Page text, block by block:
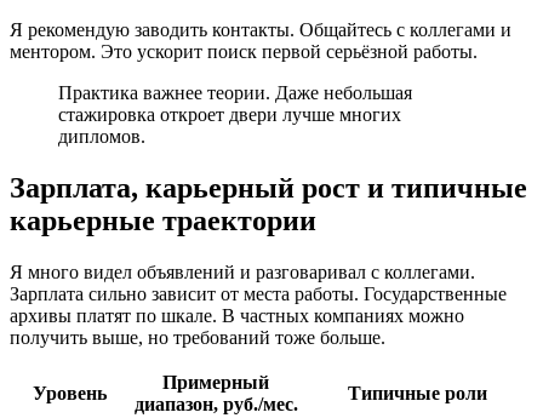
Я рекомендую заводить контакты. Общайтесь с коллегами и
ментором. Это ускорит поиск первой серьёзной работы.
Практика важнее теории. Даже небольшая
стажировка откроет двери лучше многих
дипломов.
Зарплата, карьерный рост и типичные
карьерные траектории
Я много видел объявлений и разговаривал с коллегами.
Зарплата сильно зависит от места работы. Государственные
архивы платят по шкале. В частных компаниях можно
получить выше, но требований тоже больше.
Уровень
Примерный
диапазон, руб./мес.
Типичные роли